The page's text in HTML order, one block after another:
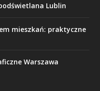
Lublin
mieszkań: praktyczne
Warszawa